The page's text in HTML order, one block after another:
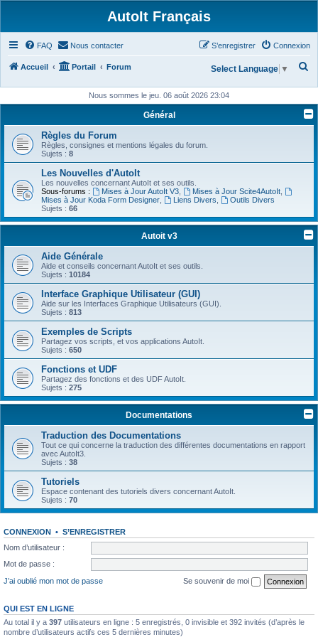
AutoIt Français
FAQ Nous contacter Connexion
S’enregistrer
Accueil Portail Forum
h
r
Select Language ▼
Nous sommes le jeu. 06 août 2026 23:04
Général
Règles du Forum
Règles, consignes et mentions légales du forum.
Sujets : 8
Les Nouvelles d'AutoIt
Les nouvelles concernant AutoIt et ses outils.
Sous-forums :
Mises à Jour AutoIt V3, Mises à Jour Scite4AutoIt,
Mises à Jour Koda Form Designer
Liens Divers
Outils Divers
Sujets : 66
Autoit v3
Aide Générale
Aide et conseils concernant AutoIt et ses outils.
Sujets : 10184
Interface Graphique Utilisateur (GUI)
Aide sur les Interfaces Graphique Utilisateurs (GUI).
Sujets : 813
Exemples de Scripts
Partagez vos scripts, et vos applications AutoIt.
Sujets : 650
Fonctions et UDF
Partagez des fonctions et des UDF AutoIt.
Sujets : 275
Documentations
Traduction des Documentations
Tout ce qui concerne la traduction des différentes documentations en rapport
avec AutoIt3.
Sujets : 38
Tutoriels
Espace contenant des tutoriels divers concernant AutoIt.
Sujets : 70
CONNEXION • S’ENREGISTRER
Nom d’utilisateur :
Mot de passe :
J’ai oublié mon mot de passe
Se souvenir de moi
QUI EST EN LIGNE
Au total il y a 397 utilisateurs en ligne : 5 enregistrés, 0 invisible et 392 invités (d’après le
nombre d’utilisateurs actifs ces 5 dernières minutes)